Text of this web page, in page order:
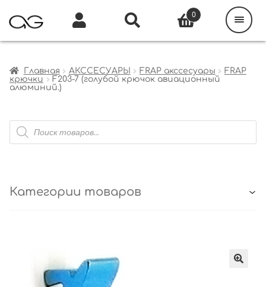
Главная АКССЕСУАРЫ FRAP акссесуары
FRAP
крючки
F203-7 (голубой крючок авиационный
алюминий.)
Поиск
товаров
Категории товаров
0